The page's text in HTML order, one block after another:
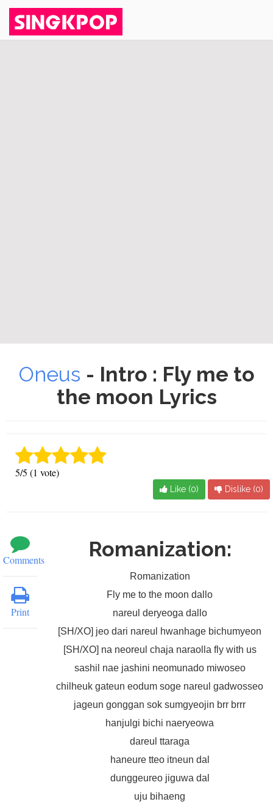
Oneus - Intro : Fly me to
the moon Lyrics
5/5 (1 vote)
Like (0) Dislike (0)
Comments
Print
Romanization:
Romanization
Fly me to the moon dallo
nareul deryeoga dallo
[SH/XO] jeo dari nareul hwanhage bichumyeon
[SH/XO] na neoreul chaja naraolla fly with us
sashil nae jashini neomunado miwoseo
chilheuk gateun eodum soge nareul gadwosseo
jageun gonggan sok sumgyeojin brr brrr
hanjulgi bichi naeryeowa
dareul ttaraga
haneure tteo itneun dal
dunggeureo jiguwa dal
uju bihaeng